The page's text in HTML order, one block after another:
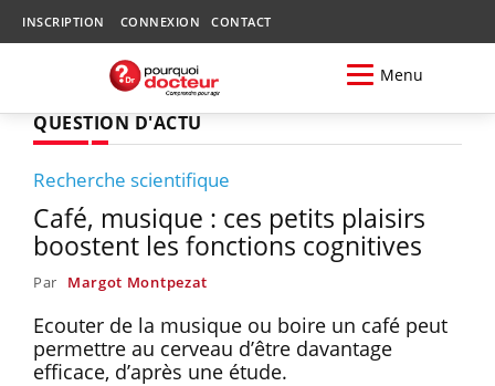
INSCRIPTION CONNEXION CONTACT
Menu
QUESTION D'ACTU
Recherche scientifique
Café, musique : ces petits plaisirs
boostent les fonctions cognitives
Par Margot Montpezat
Ecouter de la musique ou boire un café peut
permettre au cerveau d’être davantage
efficace, d’après une étude.